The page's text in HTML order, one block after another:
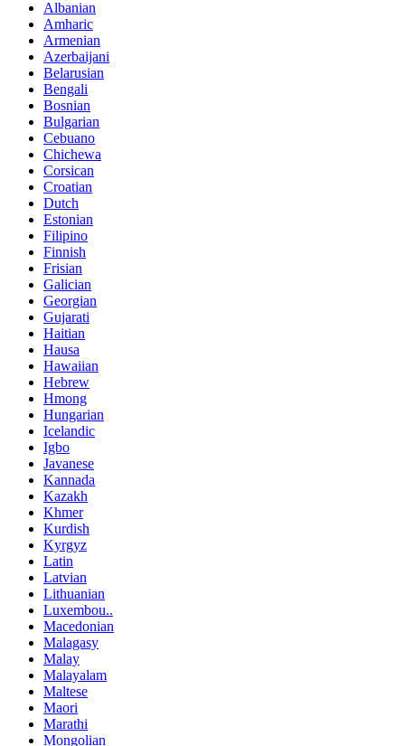
Albanian
Amharic
Armenian
Azerbaijani
Belarusian
Bengali
Bosnian
Bulgarian
Cebuano
Chichewa
Corsican
Croatian
Dutch
Estonian
Filipino
Finnish
Frisian
Galician
Georgian
Gujarati
Haitian
Hausa
Hawaiian
Hebrew
Hmong
Hungarian
Icelandic
Igbo
Javanese
Kannada
Kazakh
Khmer
Kurdish
Kyrgyz
Latin
Latvian
Lithuanian
Luxembou..
Macedonian
Malagasy
Malay
Malayalam
Maltese
Maori
Marathi
Mongolian